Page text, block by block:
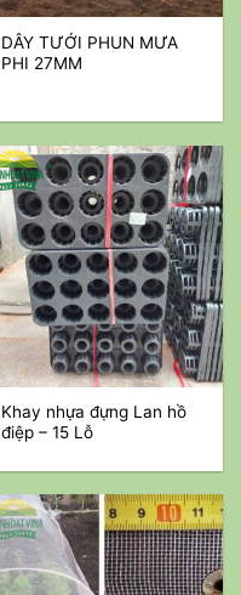
DÂY TƯỚI PHUN MƯA
PHI 27MM
Khay nhựa đựng Lan hồ
điệp – 15 Lỗ